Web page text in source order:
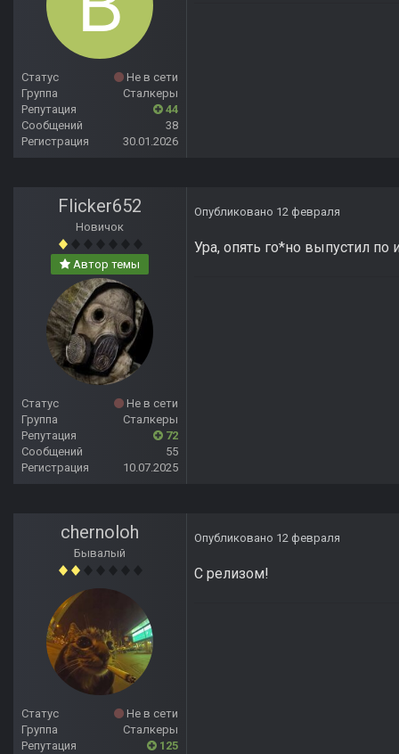
Статус
Не в сети
Группа
Сталкеры
Репутация
44
Сообщений
38
Регистрация
30.01.2026
Flicker652
Новичок
Автор темы
Статус
Не в сети
Группа
Сталкеры
Репутация
72
Сообщений
55
Регистрация
10.07.2025
Опубликовано 12 февраля
Ура, опять го*но выпустил по
chernoloh
Бывалый
Статус
Не в сети
Группа
Сталкеры
Репутация
125
Опубликовано 12 февраля
С релизом!